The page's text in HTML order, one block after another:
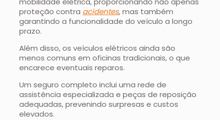
proteção contra acidentes, mas também
garantindo a funcionalidade do veículo a longo
prazo.
Além disso, os veículos elétricos ainda são
menos comuns em oficinas tradicionais, o que
encarece eventuais reparos.
Um seguro completo inclui uma rede de
assistência especializada e peças de reposição
adequadas, prevenindo surpresas e custos
elevados.